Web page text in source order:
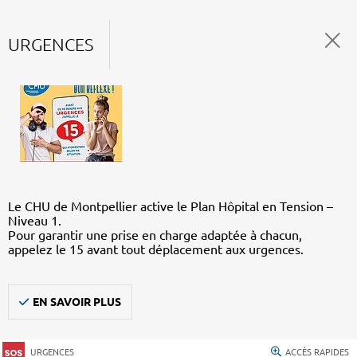
URGENCES
Le CHU de Montpellier active le Plan Hôpital en Tension –
Niveau 1.
Pour garantir une prise en charge adaptée à chacun,
appelez le 15 avant tout déplacement aux urgences.
EN SAVOIR PLUS
URGENCES ACCÈS RAPIDES